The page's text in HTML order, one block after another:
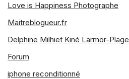
Love is Happiness Photographe
Maitreblogueur.fr
Delphine Milhiet Kiné Larmor-Plage
Forum
iphone reconditionné